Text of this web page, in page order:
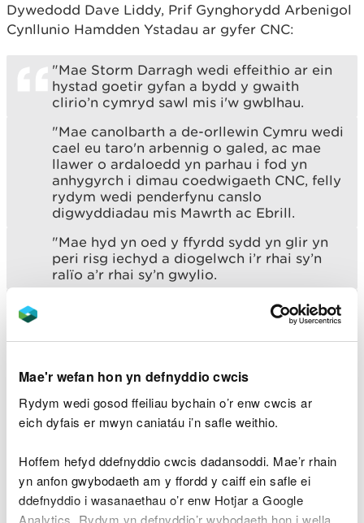
Mae'r wefan hon yn defnyddio cwcis
Rydym wedi gosod ffeiliau bychain o’r enw cwcis ar
eich dyfais er mwyn caniatáu i’n safle weithio.
Hoffem hefyd ddefnyddio cwcis dadansoddi. Mae’r rhain
yn anfon gwybodaeth am y ffordd y caiff ein safle ei
ddefnyddio i wasanaethau o’r enw Hotjar a Google
Analytics. Rydym yn defnyddio’r wybodaeth hon i wella
Dywedodd Dave Liddy, Prif Gynghorydd Arbenigol
Cynllunio Hamdden Ystadau ar gyfer CNC:
"Mae Storm Darragh wedi effeithio ar ein
hystad goetir gyfan a bydd y gwaith
clirio’n cymryd sawl mis i'w gwblhau.
"Mae canolbarth a de-orllewin Cymru wedi
cael eu taro'n arbennig o galed, ac mae
llawer o ardaloedd yn parhau i fod yn
anhygyrch i dimau coedwigaeth CNC, felly
rydym wedi penderfynu canslo
digwyddiadau mis Mawrth ac Ebrill.
"Mae hyd yn oed y ffyrdd sydd yn glir yn
peri risg iechyd a diogelwch i’r rhai sy’n
ralïo a’r rhai sy’n gwylio.
"Rydym wedi bod mewn cysylltiad â
Motor Sports UK a'r Autocycle Union i'w
penderfyniad i ganslo a thrafod y
tebygolrwydd y bydd ralïau yn
ddiweddarach yn y flwyddyn yn digwydd."
broses adfer wedi cael eu rhwystro ymhellach gan
dywydd rhewllyd dechrau mis Ionawr ac mae'n
cyfeirio adnoddau i fynd i'r afael â digwyddiadau